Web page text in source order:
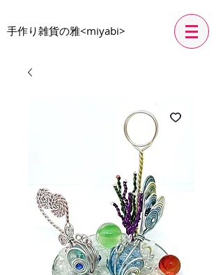
​手作り雑貨の雅<miyabi>